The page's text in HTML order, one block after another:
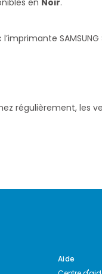
l’imprimante
régulièrement,
Aide